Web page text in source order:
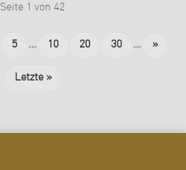
Seite 1 von 42
5 ... 10 20 30 ... »
Letzte »